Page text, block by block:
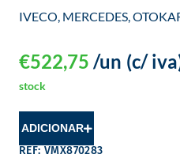
IVECO, MERCEDES,
€522,75 (c/
/un
stock
ADICIONAR
REF: VMX870283